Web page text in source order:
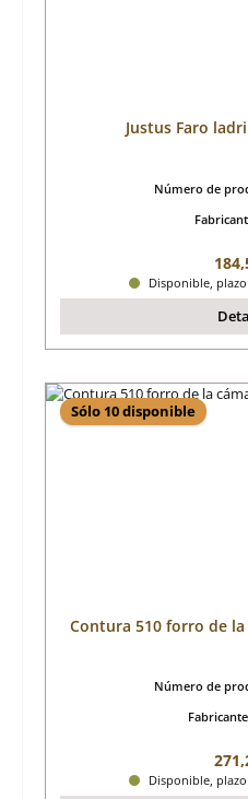
Justus Faro
Número de
Disponible,
Sólo 10 disponible
Contura 510 forro de
Número de
Disponible,